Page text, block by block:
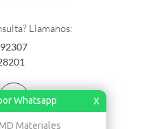
Whatsapp X
Materiales
Llamanos: